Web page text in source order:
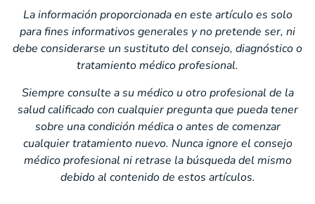
La información proporcionada en este artículo es solo
para fines informativos generales y no pretende ser, ni
debe considerarse un sustituto del consejo, diagnóstico o
tratamiento médico profesional.
Siempre consulte a su médico u otro profesional de la
salud calificado con cualquier pregunta que pueda tener
sobre una condición médica o antes de comenzar
cualquier tratamiento nuevo. Nunca ignore el consejo
médico profesional ni retrase la búsqueda del mismo
debido al contenido de estos artículos.